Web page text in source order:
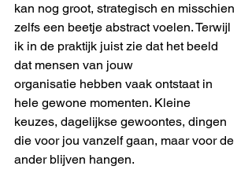
kan nog groot, strategisch en misschien
zelfs een beetje abstract voelen. Terwijl
ik in de praktijk juist zie dat het beeld
dat mensen van jouw
organisatie hebben vaak ontstaat in
hele gewone momenten. Kleine
keuzes, dagelijkse gewoontes, dingen
die voor jou vanzelf gaan, maar voor de
ander blijven hangen.